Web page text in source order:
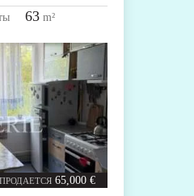
63m²
ПРОДАЕТСЯ 65,000 €